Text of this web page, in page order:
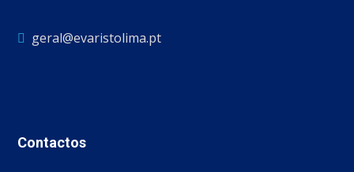
geral@evaristolima.pt
Contactos